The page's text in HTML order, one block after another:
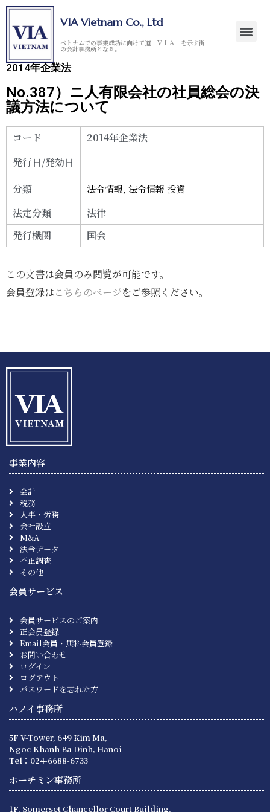
VIA Vietnam Co., Ltd
ベトナムでの事業成功に向けて道－ＶＩＡ－を示す街
の会計事務所となる。
2014年企業法
No.387）ニ人有限会社の社員総会の決
議方法について
コード
2014年企業法
発行日/発効日
分類
法令情報,法令情報 投資
法定分類
法律
発行機関
国会
この文書は会員のみ閲覧が可能です。
会員登録はこちらのページをご参照ください。
事業内容
会計
税務
人事・労務
会社設立
M&A
法令データ
不正調査
その他
会員サービス
会員サービスのご案内
正会員登録
Email会員・無料会員登録
お問い合わせ
ログイン
ログアウト
パスワードを忘れた方
ハノイ事務所
5F V-Tower, 649 Kim Ma,
Ngoc Khanh Ba Dinh, Hanoi
Tel：024-6688-6733
ホーチミン事務所
1F, Somerset Chancellor Court Building,